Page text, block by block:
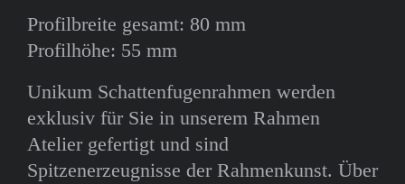
Profilbreite gesamt: 80 mm
Profilhöhe: 55 mm
Unikum Schattenfugenrahmen werden
exklusiv für Sie in unserem Rahmen
Atelier gefertigt und sind
Spitzenerzeugnisse der Rahmenkunst. Über